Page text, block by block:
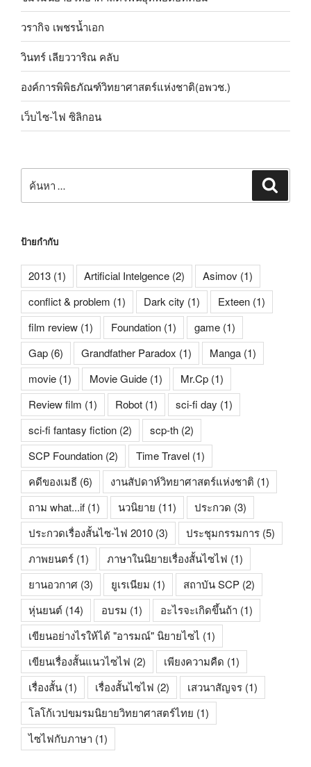
วรากิจ เพชรน้ำเอก
วินทร์ เลียววาริณ คลับ
องค์การพิพิธภัณฑ์วิทยาศาสตร์แห่งชาติ(อพวช.)
เว็บไซ-ไฟ ซิลิกอน
ป้ายกำกับ
2013 (1) Artificial Intelgence (2) Asimov (1)
conflict & problem (1) Dark city (1) Exteen (1)
film review (1) Foundation (1) game (1)
Gap (6) Grandfather Paradox (1) Manga (1)
movie (1) Movie Guide (1) Mr.Cp (1)
Review film (1) Robot (1) sci-fi day (1)
sci-fi fantasy fiction (2) scp-th (2)
SCP Foundation (2) Time Travel (1)
คดีของเมธี (6) งานสัปดาห์วิทยาศาสตร์แห่งชาติ (1)
ถาม what...if (1) นวนิยาย (11) ประกวด (3)
ประกวดเรื่องสั้นไซ-ไฟ 2010 (3) ประชุมกรรมการ (5)
ภาพยนตร์ (1) ภาษาในนิยายเรื่องสั้นไซไฟ (1)
ยานอวกาศ (3) ยูเรเนียม (1) สถาบัน SCP (2)
หุ่นยนต์ (14) อบรม (1) อะไรจะเกิดขึ้นถ้า (1)
เขียนอย่างไรให้ได้ "อารมณ์" นิยายไซไ (1)
เขียนเรื่องสั้นแนวไซไฟ (2) เพียงความคืด (1)
เรื่องสั้น (1) เรื่องสั้นไซไฟ (2) เสวนาสัญจร (1)
โลโก้เวปขมรมนิยายวิทยาศาสตร์ไทย (1)
ไซไฟกับภาษา (1)